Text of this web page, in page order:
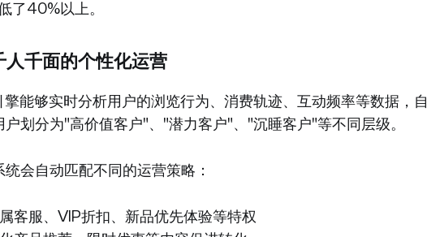
了40%以上。
人千面的个性化运营
能够实时分析用户的浏览行为、消费轨迹、互动频率等数据，自
划分为"高价值客户"、"潜力客户"、"沉睡客户"等不同层级。
会自动匹配不同的运营策略：
客服、VIP折扣、新品优先体验等特权